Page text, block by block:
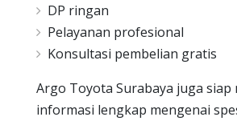
DP ringan
Pelayanan profesional
Konsultasi pembelian gratis
Argo Toyota Surabaya juga siap
informasi lengkap mengenai